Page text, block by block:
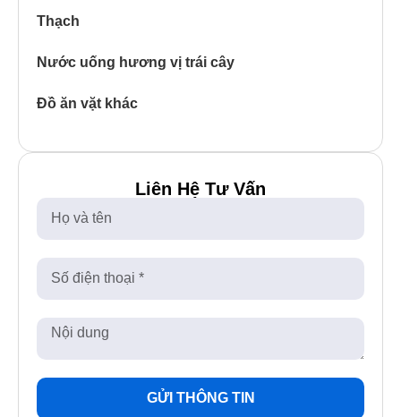
Thạch
Nước uống hương vị trái cây
Đồ ăn vặt khác
Liên Hệ Tư Vấn
GỬI THÔNG TIN